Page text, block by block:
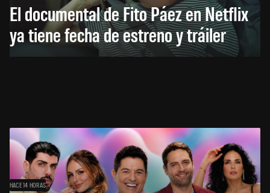
El documental de Fito Páez en Netflix
ya tiene fecha de estreno y tráiler
HACE 14 HORAS